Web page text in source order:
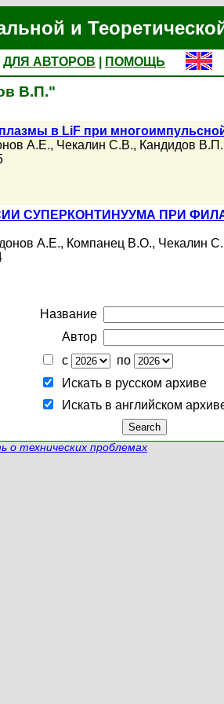
и
ДЛЯ АВТОРОВ
ПОМОЩЬ
В.П."
плазмы в LiF при
А.Е., Чекалин С.В., Кандидов В.П.
СУПЕРКОНТИНУУМА ПРИ
А.Е., Компанец В.О., Чекалин
Название
Автор
с
по
Искать в русском архиве
Искать в английском
о технических проблемах